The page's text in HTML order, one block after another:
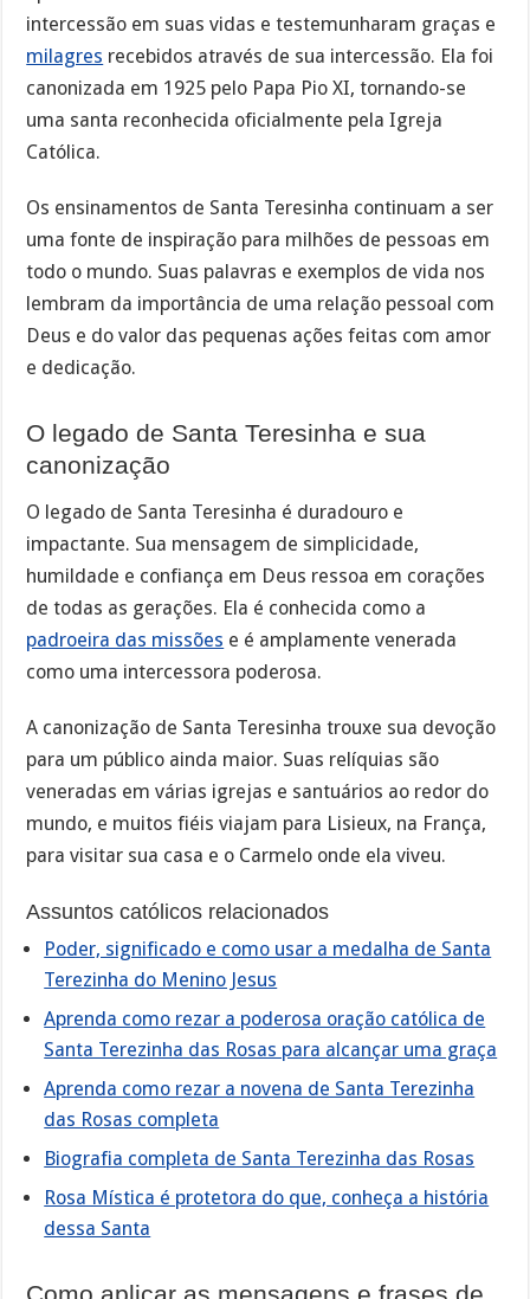
intercessão em suas vidas e testemunharam graças e
milagres recebidos através de sua intercessão. Ela foi
canonizada em 1925 pelo Papa Pio XI, tornando-se
uma santa reconhecida oficialmente pela Igreja
Católica.
Os ensinamentos de Santa Teresinha continuam a ser
uma fonte de inspiração para milhões de pessoas em
todo o mundo. Suas palavras e exemplos de vida nos
lembram da importância de uma relação pessoal com
Deus e do valor das pequenas ações feitas com amor
e dedicação.
O legado de Santa Teresinha e sua
canonização
O legado de Santa Teresinha é duradouro e
impactante. Sua mensagem de simplicidade,
humildade e confiança em Deus ressoa em corações
de todas as gerações. Ela é conhecida como a
padroeira das missões e é amplamente venerada
como uma intercessora poderosa.
A canonização de Santa Teresinha trouxe sua devoção
para um público ainda maior. Suas relíquias são
veneradas em várias igrejas e santuários ao redor do
mundo, e muitos fiéis viajam para Lisieux, na França,
para visitar sua casa e o Carmelo onde ela viveu.
Assuntos católicos relacionados
Poder, significado e como usar a medalha de Santa
Terezinha do Menino Jesus
Aprenda como rezar a poderosa oração católica de
Santa Terezinha das Rosas para alcançar uma graça
Aprenda como rezar a novena de Santa Terezinha
das Rosas completa
Biografia completa de Santa Terezinha das Rosas
Rosa Mística é protetora do que, conheça a história
dessa Santa
Como aplicar as mensagens e frases de